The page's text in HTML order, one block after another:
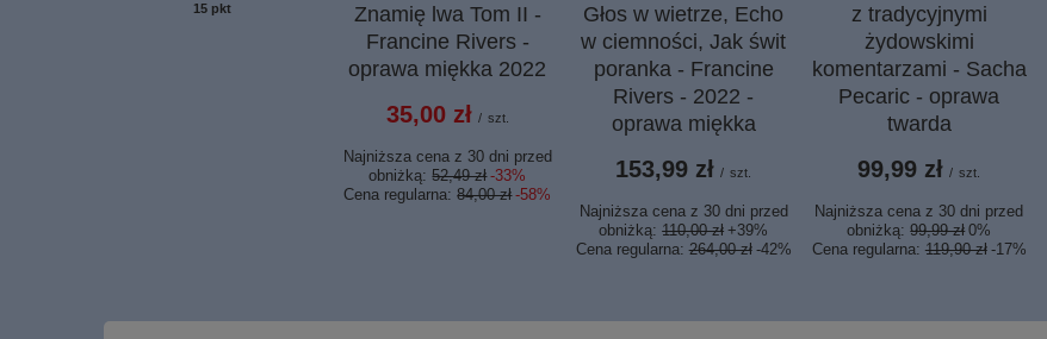
15 pktpunktów
Znamię lwa Tom II -
Francine Rivers -
oprawa miękka 2022
35,00 zł / szt.
Najniższa cena z 30 dni przed
obniżką:52,49 zł -33%
Cena regularna:84,00 zł -58%
Głos w wietrze, Echo
w ciemności, Jak świt
poranka - Francine
Rivers - 2022 -
oprawa miękka
153,99 zł / szt.
Najniższa cena z 30 dni przed
obniżką:110,00 zł +39%
Cena regularna:264,00 zł -42%
z tradycyjnymi
żydowskimi
komentarzami - Sacha
Pecaric - oprawa
twarda
99,99 zł / szt.
Najniższa cena z 30 dni przed
obniżką:99,99 zł 0%
Cena regularna: 119,90 zł -17%